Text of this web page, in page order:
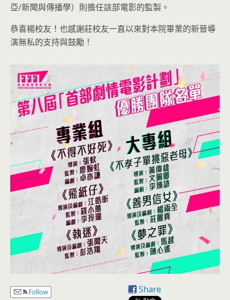
亞/新聞與傳播學）則擔任該部電影的監製。
恭喜楊校友！也感謝莊校友一直以來對本院畢業的新晉導
演無私的支持與鼓勵！
Follow Share